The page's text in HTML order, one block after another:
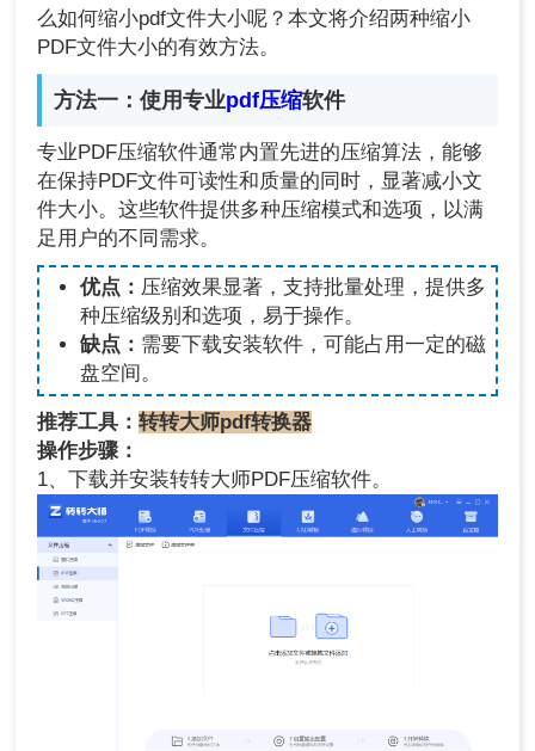
么如何缩小pdf文件大小呢？本文将介绍两种缩小
PDF文件大小的有效方法。
方法一：使用专业pdf压缩软件
专业PDF压缩软件通常内置先进的压缩算法，能够
在保持PDF文件可读性和质量的同时，显著减小文
件大小。这些软件提供多种压缩模式和选项，以满
足用户的不同需求。
优点： 压缩效果显著，支持批量处理，提供多
种压缩级别和选项，易于操作。
缺点： 需要下载安装软件，可能占用一定的磁
盘空间。
推荐工具：转转大师pdf转换器
操作步骤：
1、下载并安装转转大师PDF压缩软件。